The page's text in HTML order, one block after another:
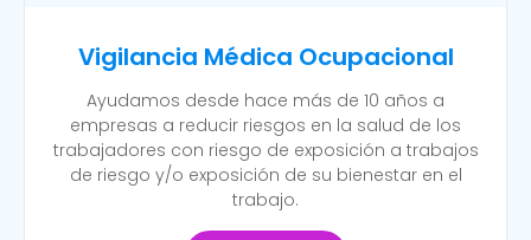
Vigilancia Médica Ocupacional
Ayudamos desde hace más de 10 años a
empresas a reducir riesgos en la salud de los
trabajadores con riesgo de exposición a trabajos
de riesgo y/o exposición de su bienestar en el
trabajo.